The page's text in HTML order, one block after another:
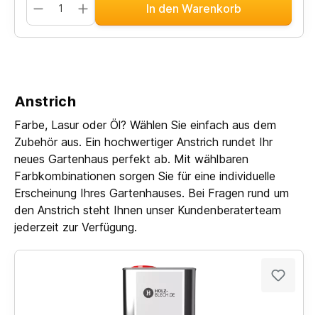
In den Warenkorb
Anstrich
Farbe, Lasur oder Öl? Wählen Sie einfach aus dem
Zubehör aus. Ein hochwertiger Anstrich rundet Ihr
neues Gartenhaus perfekt ab. Mit wählbaren
Farbkombinationen sorgen Sie für eine individuelle
Erscheinung Ihres Gartenhauses. Bei Fragen rund um
den Anstrich steht Ihnen unser Kundenberaterteam
jederzeit zur Verfügung.